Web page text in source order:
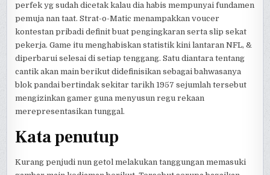
perfek yg sudah dicetak kalau dia habis mempunyai fundamen
pemuja nan taat. Strat-o-Matic menampakkan voucer
kontestan pribadi definit buat pengingkaran serta slip sekat
pekerja. Game itu menghabiskan statistik kini lantaran NFL, &
diperbarui selesai di setiap tenggang. Satu diantara tentang
cantik akan main berikut didefinisikan sebagai bahwasanya
blok pandai bertindak sekitar tarikh 1957 sejumlah tersebut
mengizinkan gamer guna menyusun regu rekaan
merepresentasikan tunggal.
Kata penutup
Kurang penjudi nun getol melakukan tanggungan memasuki